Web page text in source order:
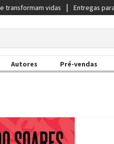
transformam vidas Entregas
Autores Pré-vendas